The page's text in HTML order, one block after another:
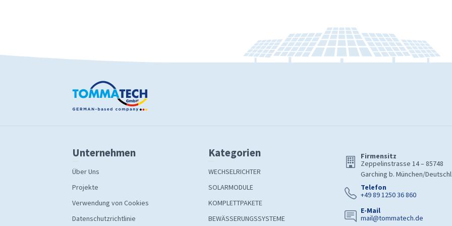
Unternehmen
Über Uns
Projekte
Verwendung von Cookies
Datenschutzrichtlinie
Kategorien
WECHSELRICHTER
SOLARMODULE
KOMPLETTPAKETE
BEWÄSSERUNGSSYSTEME
Firmensitz
Zeppelinstrasse 14 – 85748
Garching b. München/
Telefon
+49 89 1250 36 860
E-Mail
mail@tommatech.de